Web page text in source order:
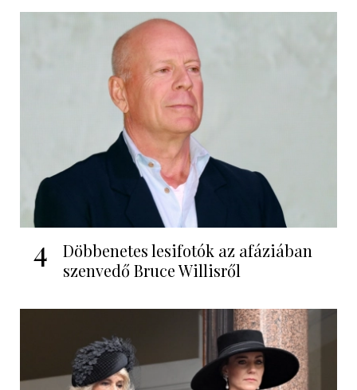
4
Döbbenetes lesifotók az afáziában
szenvedő Bruce Willisről